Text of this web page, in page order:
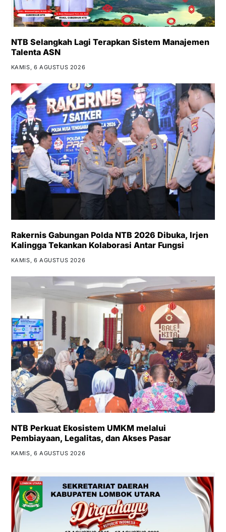
NTB Selangkah Lagi Terapkan Sistem Manajemen
Talenta ASN
KAMIS, 6 AGUSTUS 2026
Rakernis Gabungan Polda NTB 2026 Dibuka, Irjen
Kalingga Tekankan Kolaborasi Antar Fungsi
KAMIS, 6 AGUSTUS 2026
NTB Perkuat Ekosistem UMKM melalui
Pembiayaan, Legalitas, dan Akses Pasar
KAMIS, 6 AGUSTUS 2026